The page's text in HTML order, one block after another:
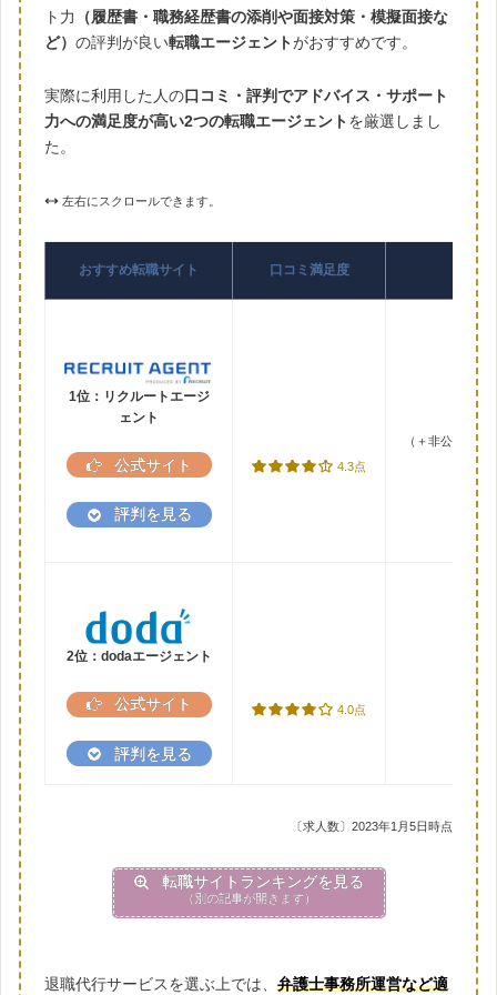
ト力
（履歴書・職務経歴書の添削や面接対策・模擬面接な
ど） の評判が良い転職エージェントがおすすめです。
実際に利用した人の口コミ・評判でアドバイス・サポート
力への満足度が高い2つの転職エージェントを厳選しまし
た。
左右にスクロールできます。
おすすめ転職サイト 口コミ満足度
1位：リクルートエージ
ェント
公式サイト
評判を見る
4.3点
（＋非公開求人
2位：dodaエージェント
公式サイト
評判を見る
4.0点
〔求人数〕2023年1月5日時点
転職サイトランキングを見る
（別の記事が開きます）
退職代行サービスを選ぶ上では、 弁護士事務所運営など適